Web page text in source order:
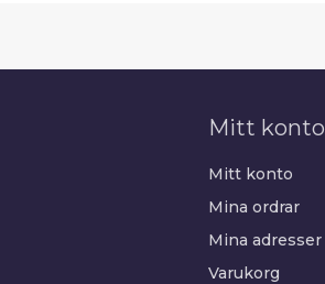
Mitt konto
Mitt konto
Mina ordrar
Mina adresser
Varukorg